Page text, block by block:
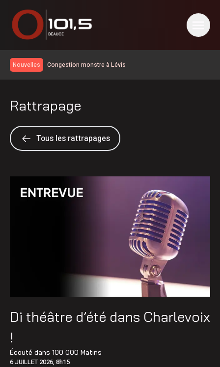
Nouvelles
Congestion monstre à Lévis
Un homme de Lévis s’en prend aux policiers, à la DPJ et à
du personnel judiciaire
Nuit occupée pour les pompiers de Sainte-Marie
Réservoir d’eau de Frampton | La réparation temporaire
Les Éleveurs de porcs de la Beauce soulignent leur 60e
Achalandage record à Nashville en Beauce
Rattrapage
Tous les rattrapages
Di théâtre d’été dans Charlevoix
!
Écouté dans 100 000 Matins
6 JUILLET 2026, 8h15